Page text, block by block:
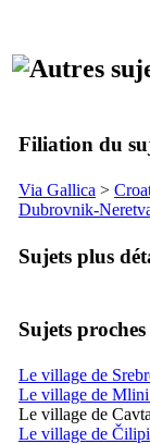
Filiation du
Via Gallica >
Dubrovnik-
Sujets plus
Sujets proches
Le village de
Le village de
Le village de
Le village de